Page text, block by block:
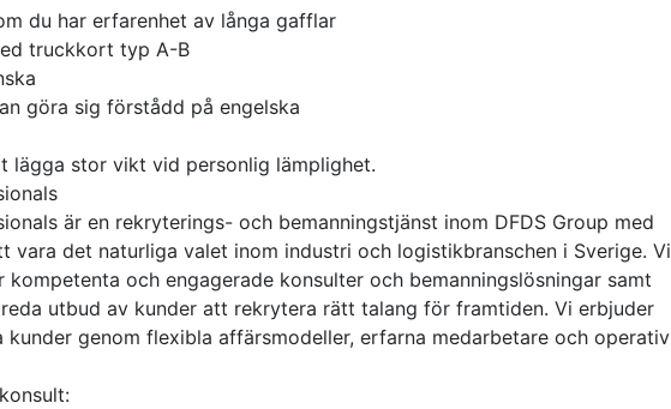
du har erfarenhet av långa gafflar
truckkort typ A-B
göra sig förstådd på engelska
lägga stor vikt vid personlig lämplighet.
är en rekryterings- och bemanningstjänst inom DFDS Group med
vara det naturliga valet inom industri och logistikbranschen i Sverige. Vi
kompetenta och engagerade konsulter och bemanningslösningar samt
utbud av kunder att rekrytera rätt talang för framtiden. Vi erbjuder
kunder genom flexibla affärsmodeller, erfarna medarbetare och operativ